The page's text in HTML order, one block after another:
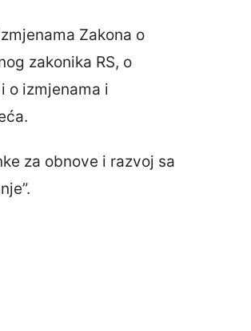
Zakona o
zakonika RS, o
o izmjenama i
za obnove i razvoj sa